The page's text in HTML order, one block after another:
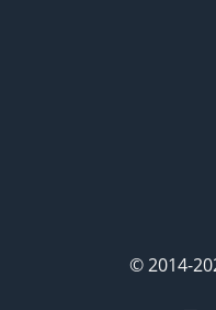
© 2014-